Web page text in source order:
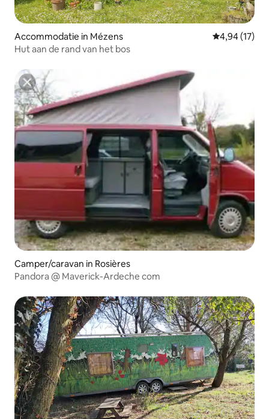
Accommodatie in Mézens Gemiddelde
4,94 (17)
Hut aan de rand van het bos
Camper/caravan in Rosières
Pandora @ Maverick-Ardeche com